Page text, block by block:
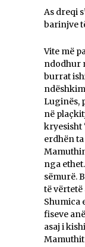
As dreqi
barinjve
Vite më
ndodhur
burrat
Luginës,
në
kryesisht
erdhën
nga
sëmurë.
të vërtetë
Shumica
fiseve
asaj i